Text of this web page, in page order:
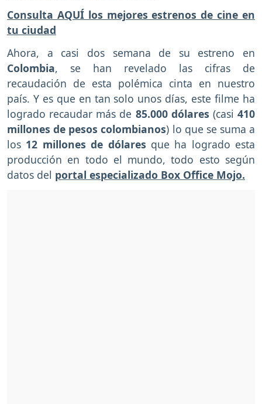
Consulta AQUÍ los mejores estrenos de cine en
tu ciudad
Ahora, a casi dos semana de su estreno en
Colombia, se han revelado las cifras de
recaudación de esta polémica cinta en nuestro
país. Y es que en tan solo unos días, este filme ha
logrado recaudar más de 85.000 dólares (casi410
millones de pesos colombianos) lo que se suma a
los 12 millones de dólares que ha logrado esta
producción en todo el mundo, todo esto según
datos del portal especializado Box Office Mojo.